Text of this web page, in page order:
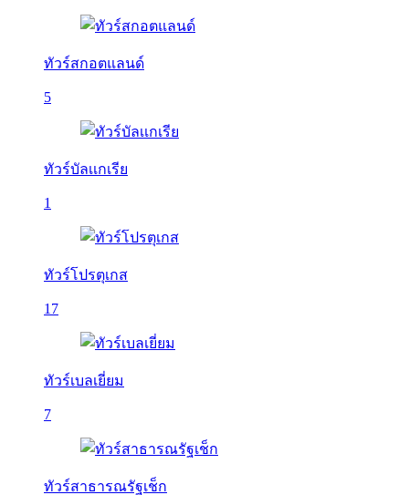
ทัวร์สกอตแลนด์
5
ทัวร์บัลเเกเรีย
1
ทัวร์โปรตุเกส
17
ทัวร์เบลเยี่ยม
7
ทัวร์สาธารณรัฐเช็ก